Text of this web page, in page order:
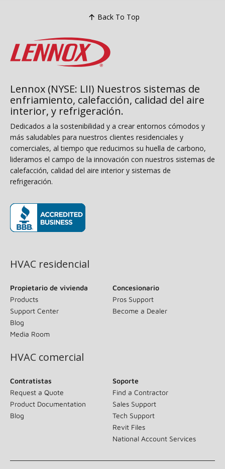
Back To Top
Lennox (NYSE: LII) Nuestros sistemas de
enfriamiento, calefacción, calidad del aire
interior, y refrigeración.
Dedicados a la sostenibilidad y a crear entornos cómodos y
más saludables para nuestros clientes residenciales y
comerciales, al tiempo que reducimos su huella de carbono,
lideramos el campo de la innovación con nuestros sistemas de
calefacción, calidad del aire interior y sistemas de
refrigeración.
HVAC residencial
Propietario de vivienda
Products
Support Center
Blog
Media Room
Concesionario
Pros Support
Become a Dealer
HVAC comercial
Contratistas
Request a Quote
Product Documentation
Blog
Soporte
Find a Contractor
Sales Support
Tech Support
Revit Files
National Account Services